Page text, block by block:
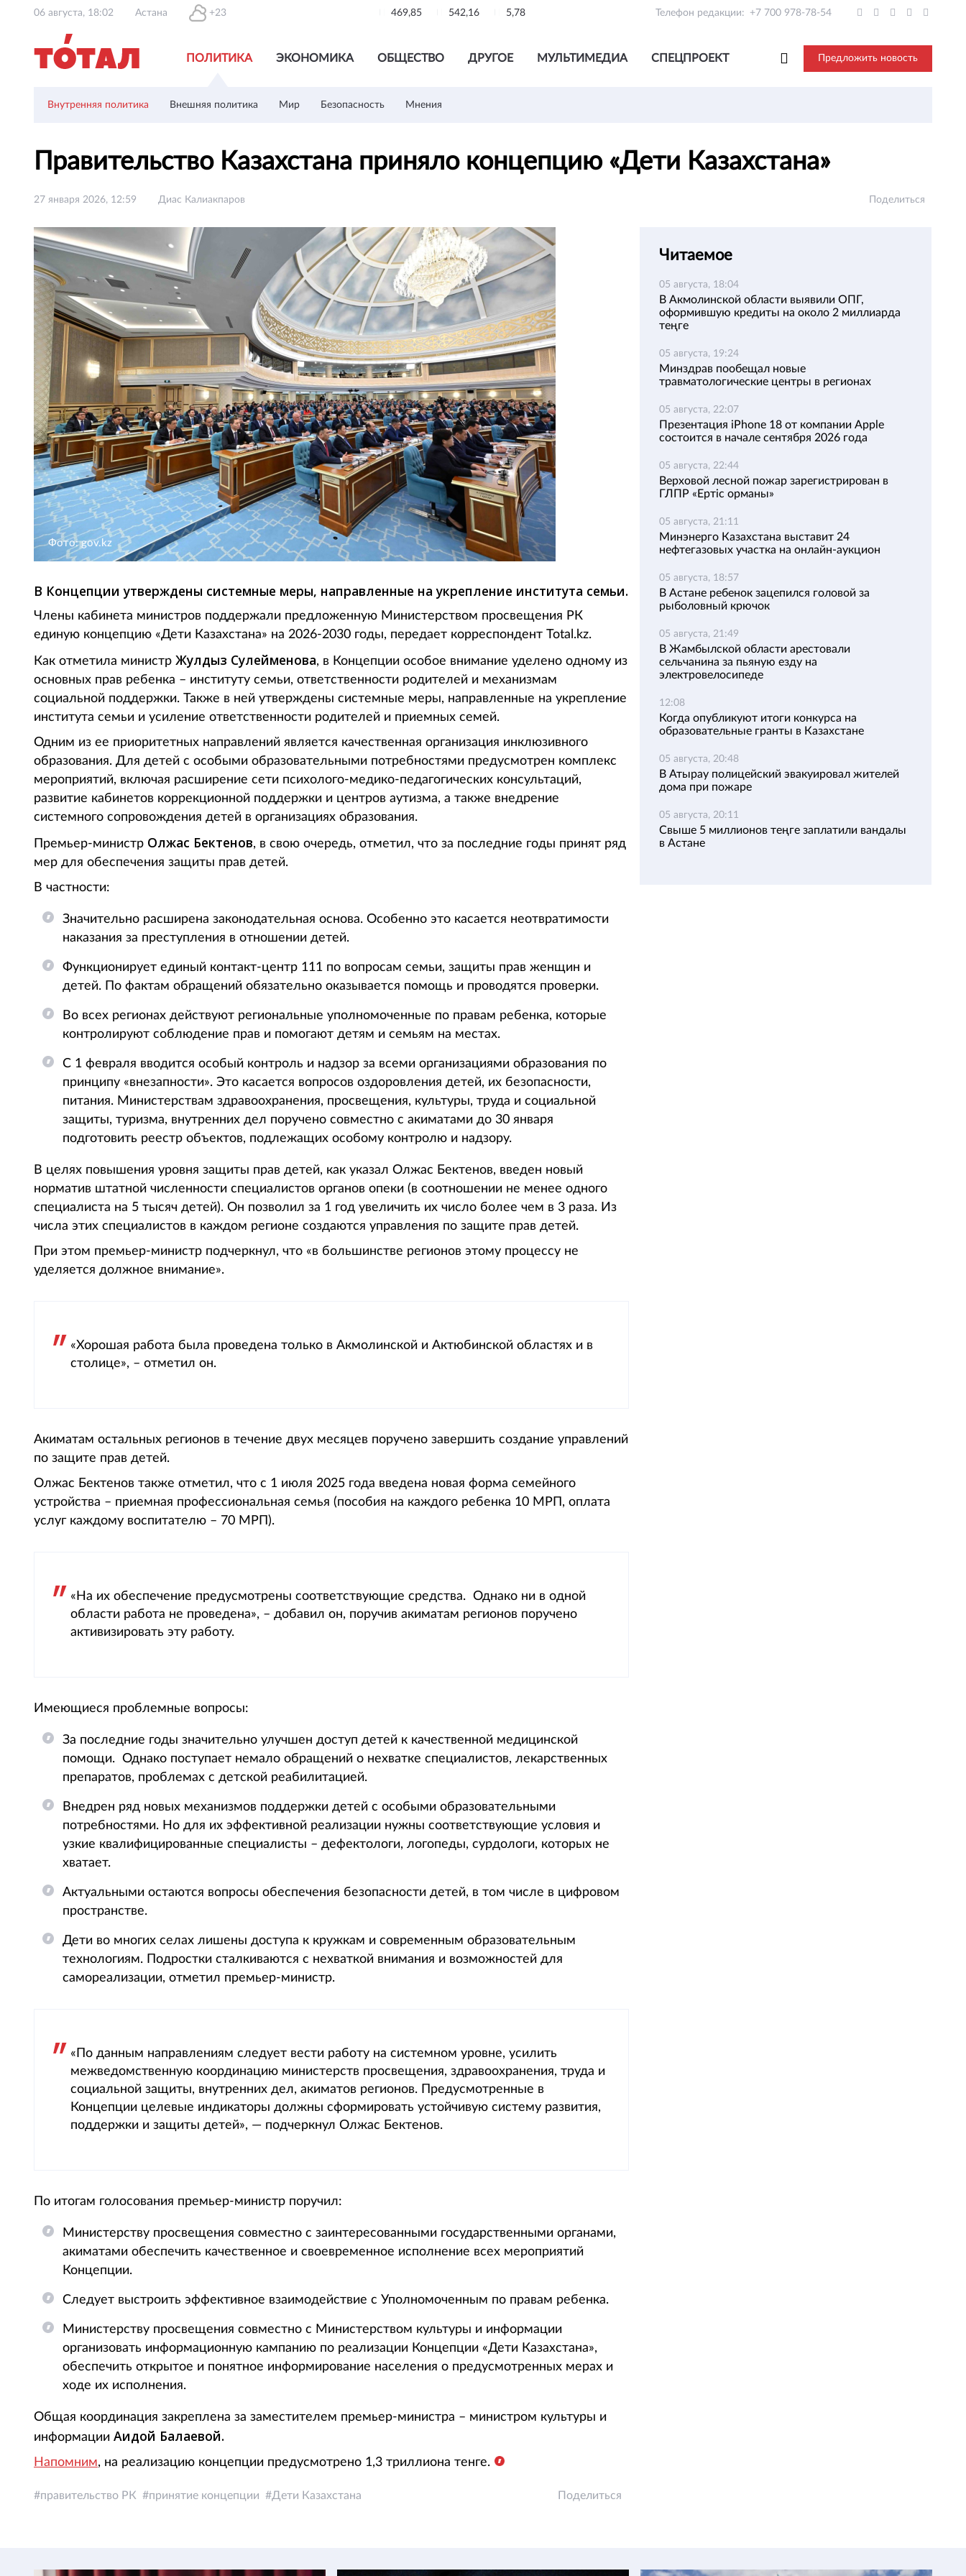
06 августа, 18:02 Астана +23 469,85 542,16 5,78 Телефон редакции: +7 700 978-78-54
ПОЛИТИКА ЭКОНОМИКА ОБЩЕСТВО ДРУГОЕ МУЛЬТИМЕДИА СПЕЦПРОЕКТ Предложить новость
Внутренняя политика Внешняя политика Мир Безопасность Мнения
Правительство Казахстана приняло концепцию «Дети Казахстана»
27 января 2026, 12:59 Диас Калиакпаров Поделиться
Фото: gov.kz
В Концепции утверждены системные меры, направленные на укрепление института семьи.
Члены кабинета министров поддержали предложенную Министерством просвещения РК
единую концепцию «Дети Казахстана» на 2026-2030 годы, передает корреспондент Total.kz.
Как отметила министр Жулдыз Сулейменова, в Концепции особое внимание уделено одному из
основных прав ребенка – институту семьи, ответственности родителей и механизмам
социальной поддержки. Также в ней утверждены системные меры, направленные на укрепление
института семьи и усиление ответственности родителей и приемных семей.
Одним из ее приоритетных направлений является качественная организация инклюзивного
образования. Для детей с особыми образовательными потребностями предусмотрен комплекс
мероприятий, включая расширение сети психолого-медико-педагогических консультаций,
развитие кабинетов коррекционной поддержки и центров аутизма, а также внедрение
системного сопровождения детей в организациях образования.
Премьер-министр Олжас Бектенов, в свою очередь, отметил, что за последние годы принят ряд
мер для обеспечения защиты прав детей.
В частности:
Значительно расширена законодательная основа. Особенно это касается неотвратимости
наказания за преступления в отношении детей.
Функционирует единый контакт-центр 111 по вопросам семьи, защиты прав женщин и
детей. По фактам обращений обязательно оказывается помощь и проводятся проверки.
Во всех регионах действуют региональные уполномоченные по правам ребенка, которые
контролируют соблюдение прав и помогают детям и семьям на местах.
С 1 февраля вводится особый контроль и надзор за всеми организациями образования по
принципу «внезапности». Это касается вопросов оздоровления детей, их безопасности,
питания. Министерствам здравоохранения, просвещения, культуры, труда и социальной
защиты, туризма, внутренних дел поручено совместно с акиматами до 30 января
подготовить реестр объектов, подлежащих особому контролю и надзору.
В целях повышения уровня защиты прав детей, как указал Олжас Бектенов, введен новый
норматив штатной численности специалистов органов опеки (в соотношении не менее одного
специалиста на 5 тысяч детей). Он позволил за 1 год увеличить их число более чем в 3 раза. Из
числа этих специалистов в каждом регионе создаются управления по защите прав детей.
При этом премьер-министр подчеркнул, что «в большинстве регионов этому процессу не
уделяется должное внимание».
«Хорошая работа была проведена только в Акмолинской и Актюбинской областях и в
столице», – отметил он.
Акиматам остальных регионов в течение двух месяцев поручено завершить создание управлений
по защите прав детей.
Олжас Бектенов также отметил, что с 1 июля 2025 года введена новая форма семейного
устройства – приемная профессиональная семья (пособия на каждого ребенка 10 МРП, оплата
услуг каждому воспитателю – 70 МРП).
«На их обеспечение предусмотрены соответствующие средства. Однако ни в одной
области работа не проведена», – добавил он, поручив акиматам регионов поручено
активизировать эту работу.
Имеющиеся проблемные вопросы:
За последние годы значительно улучшен доступ детей к качественной медицинской
помощи. Однако поступает немало обращений о нехватке специалистов, лекарственных
препаратов, проблемах с детской реабилитацией.
Внедрен ряд новых механизмов поддержки детей с особыми образовательными
потребностями. Но для их эффективной реализации нужны соответствующие условия и
узкие квалифицированные специалисты – дефектологи, логопеды, сурдологи, которых не
хватает.
Актуальными остаются вопросы обеспечения безопасности детей, в том числе в цифровом
пространстве.
Дети во многих селах лишены доступа к кружкам и современным образовательным
технологиям. Подростки сталкиваются с нехваткой внимания и возможностей для
самореализации, отметил премьер-министр.
«По данным направлениям следует вести работу на системном уровне, усилить
межведомственную координацию министерств просвещения, здравоохранения, труда и
социальной защиты, внутренних дел, акиматов регионов. Предусмотренные в
Концепции целевые индикаторы должны сформировать устойчивую систему развития,
поддержки и защиты детей», — подчеркнул Олжас Бектенов.
По итогам голосования премьер-министр поручил:
Министерству просвещения совместно с заинтересованными государственными органами,
акиматами обеспечить качественное и своевременное исполнение всех мероприятий
Концепции.
Следует выстроить эффективное взаимодействие с Уполномоченным по правам ребенка.
Министерству просвещения совместно с Министерством культуры и информации
организовать информационную кампанию по реализации Концепции «Дети Казахстана»,
обеспечить открытое и понятное информирование населения о предусмотренных мерах и
ходе их исполнения.
Общая координация закреплена за заместителем премьер-министра – министром культуры и
информации Аидой Балаевой.
Напомним, на реализацию концепции предусмотрено 1,3 триллиона тенге.
правительство РК принятие концепции Дети Казахстана Поделиться
Читаемое
05 августа, 18:04
В Акмолинской области выявили ОПГ,
оформившую кредиты на около 2 миллиарда
теңге
05 августа, 19:24
Минздрав пообещал новые
травматологические центры в регионах
05 августа, 22:07
Презентация iPhone 18 от компании Apple
состоится в начале сентября 2026 года
05 августа, 22:44
Верховой лесной пожар зарегистрирован в
ГЛПР «Ертіс орманы»
05 августа, 21:11
Минэнерго Казахстана выставит 24
нефтегазовых участка на онлайн-аукцион
05 августа, 18:57
В Астане ребенок зацепился головой за
рыболовный крючок
05 августа, 21:49
В Жамбылской области арестовали
сельчанина за пьяную езду на
электровелосипеде
12:08
Когда опубликуют итоги конкурса на
образовательные гранты в Казахстане
05 августа, 20:48
В Атырау полицейский эвакуировал жителей
дома при пожаре
05 августа, 20:11
Свыше 5 миллионов теңге заплатили вандалы
в Астане